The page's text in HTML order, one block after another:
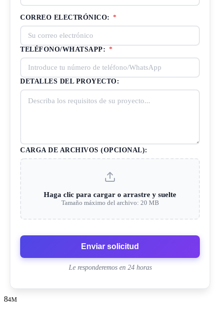
CORREO ELECTRÓNICO: *
TELÉFONO/WHATSAPP: *
DETALLES DEL PROYECTO:
CARGA DE ARCHIVOS (OPCIONAL):
Haga clic para cargar o arrastre y suelte
Tamaño máximo del archivo: 20 MB
Enviar solicitud
Le responderemos en 24 horas
84M